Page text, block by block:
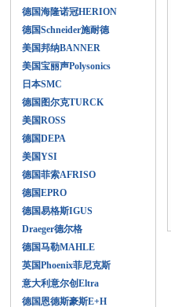
德国海隆诺冠HERION
德国Schneider施耐德
美国邦纳BANNER
美国宝丽声Polysonics
日本SMC
德国图尔克TURCK
美国ROSS
德国DEPA
美国YSI
德国菲索AFRISO
德国EPRO
德国易格斯IGUS
Draeger德尔格
德国马勒MAHLE
英国Phoenix菲尼克斯
意大利意尔创Eltra
德国恩德斯豪斯E+H